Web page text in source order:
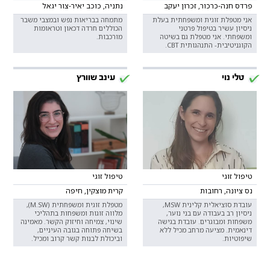
פרדס חנה-כרכור, זכרון יעקב
אני מטפלת זוגית ומשפחתית בעלת
ניסיון עשיר בטיפול פרטני
ומשפחתי. אני מטפלת גם בשיטה
הקוגניטיבית- התנהגותית CBT.
נתניה, כוכב יאיר-צור יגאל
מתמחה בבריאות נפש ובמצבי משבר
הכוללים חרדה דכאון וטראומות
מורכבות.
טלי נוי
טיפול זוגי
נס ציונה, רחובות
עובדת סוציאלית קלינית MSW,
ניסיון רב בעבודה עם בני נוער,
משפחות ומבוגרים. עובדת בגישה
דינאמית. מציעה מרחב מכיל ללא
שיפוטיות.
עינב שוורץ
טיפול זוגי
קרית מוצקין, חיפה
מטפלת זוגית ומשפחתית (M.SW),
מלווה זוגות ומשפחות בתהליכי
שינוי, צמיחה וחיזוק הקשר. מאמינה
בשיחה פתוחה בגובה העיניים,
וביכולת לבנות קשר קרוב ומכיל.